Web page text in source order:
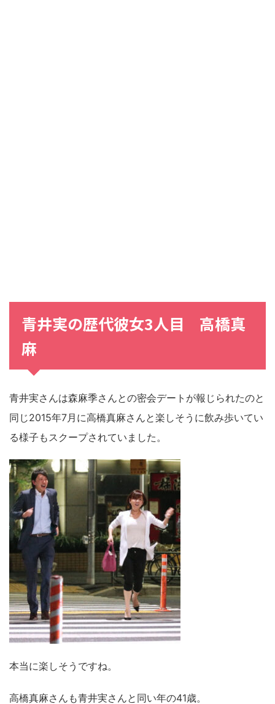
青井実の歴代彼女3人目 高橋真
麻
青井実さんは森麻季さんとの密会デートが報じられたのと
同じ2015年7月に高橋真麻さんと楽しそうに飲み歩いてい
る様子もスクープされていました。
本当に楽しそうですね。
高橋真麻さんも青井実さんと同い年の41歳。